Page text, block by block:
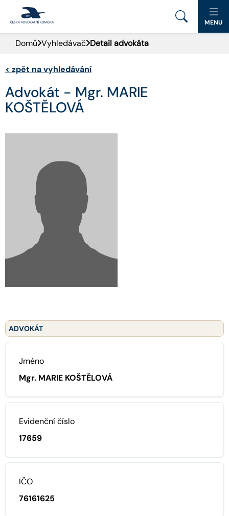
PORTÁL ČAK
DOMŮ
AKTUALITY
ADVOKÁTNÍ DENÍK
KONTAKT
MENU
Domů Vyhledávač Detail advokáta
< zpět na vyhledávání
Advokát - Mgr. MARIE
KOŠTĚLOVÁ
ADVOKÁT
Jméno
Mgr. MARIE KOŠTĚLOVÁ
Evidenční číslo
17659
IČO
76161625